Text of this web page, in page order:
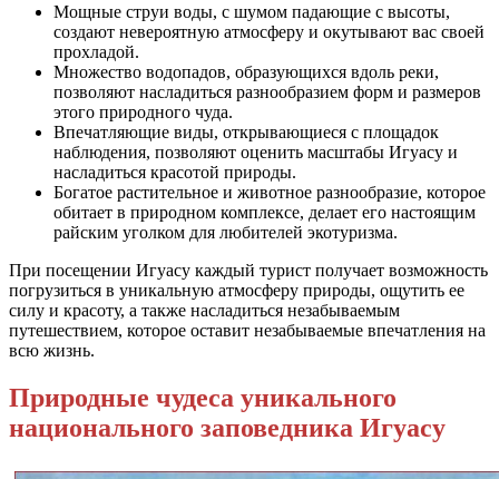
Мощные струи воды, с шумом падающие с высоты,
создают невероятную атмосферу и окутывают вас своей
прохладой.
Множество водопадов, образующихся вдоль реки,
позволяют насладиться разнообразием форм и размеров
этого природного чуда.
Впечатляющие виды, открывающиеся с площадок
наблюдения, позволяют оценить масштабы Игуасу и
насладиться красотой природы.
Богатое растительное и животное разнообразие, которое
обитает в природном комплексе, делает его настоящим
райским уголком для любителей экотуризма.
При посещении Игуасу каждый турист получает возможность
погрузиться в уникальную атмосферу природы, ощутить ее
силу и красоту, а также насладиться незабываемым
путешествием, которое оставит незабываемые впечатления на
всю жизнь.
Природные чудеса уникального
национального заповедника Игуасу